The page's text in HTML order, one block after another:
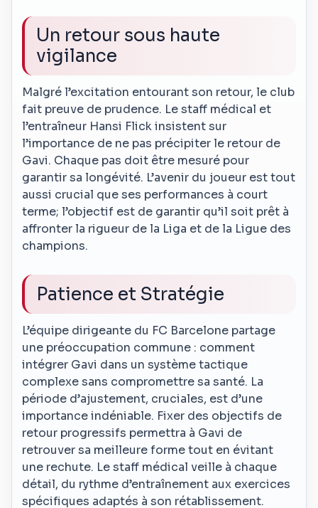
Un retour sous haute
vigilance
Malgré l’excitation entourant son retour, le club
fait preuve de prudence. Le staff médical et
l’entraîneur Hansi Flick insistent sur
l’importance de ne pas précipiter le retour de
Gavi. Chaque pas doit être mesuré pour
garantir sa longévité. L’avenir du joueur est tout
aussi crucial que ses performances à court
terme; l’objectif est de garantir qu’il soit prêt à
affronter la rigueur de la Liga et de la Ligue des
champions.
Patience et Stratégie
L’équipe dirigeante du FC Barcelone partage
une préoccupation commune : comment
intégrer Gavi dans un système tactique
complexe sans compromettre sa santé. La
période d’ajustement, cruciales, est d’une
importance indéniable. Fixer des objectifs de
retour progressifs permettra à Gavi de
retrouver sa meilleure forme tout en évitant
une rechute. Le staff médical veille à chaque
détail, du rythme d’entraînement aux exercices
spécifiques adaptés à son rétablissement.